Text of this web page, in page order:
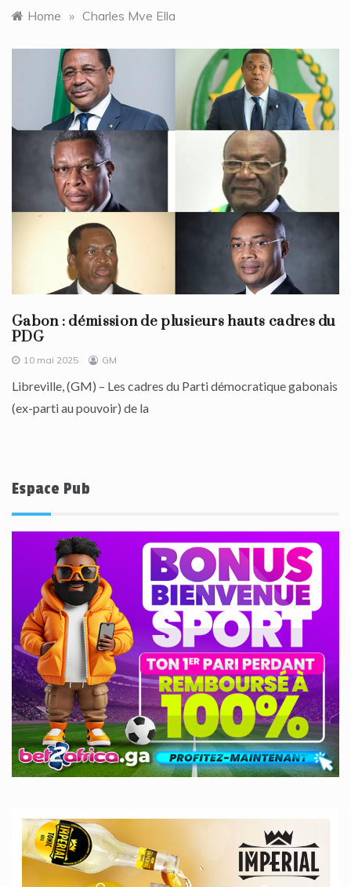
Home » Charles Mve Ella
Gabon : démission de plusieurs hauts cadres du
PDG
10 mai 2025 GM
Libreville, (GM) – Les cadres du Parti démocratique gabonais
(ex-parti au pouvoir) de la
Espace Pub